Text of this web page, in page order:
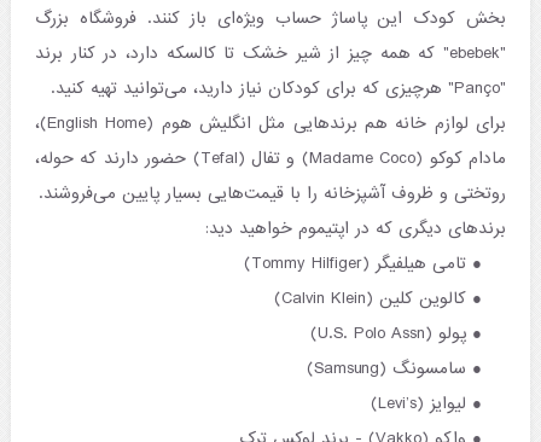
بخش کودک این پاساژ حساب ویژه‌ای باز کنند. فروشگاه بزرگ
"ebebek" که همه چیز از شیر خشک تا کالسکه دارد، در کنار برند
"Panço" هرچیزی که برای کودکان نیاز دارید، می‌توانید تهیه کنید.
برای لوازم خانه هم برندهایی مثل انگلیش هوم (English Home)،
مادام کوکو (Madame Coco) و تفال (Tefal) حضور دارند که حوله،
روتختی و ظروف آشپزخانه را با قیمت‌هایی بسیار پایین می‌فروشند.
برندهای دیگری که در اپتیموم خواهید دید:
تامی هیلفیگر (Tommy Hilfiger)
کالوین کلین (Calvin Klein)
پولو (U.S. Polo Assn)
سامسونگ (Samsung)
لیوایز (Levi’s)